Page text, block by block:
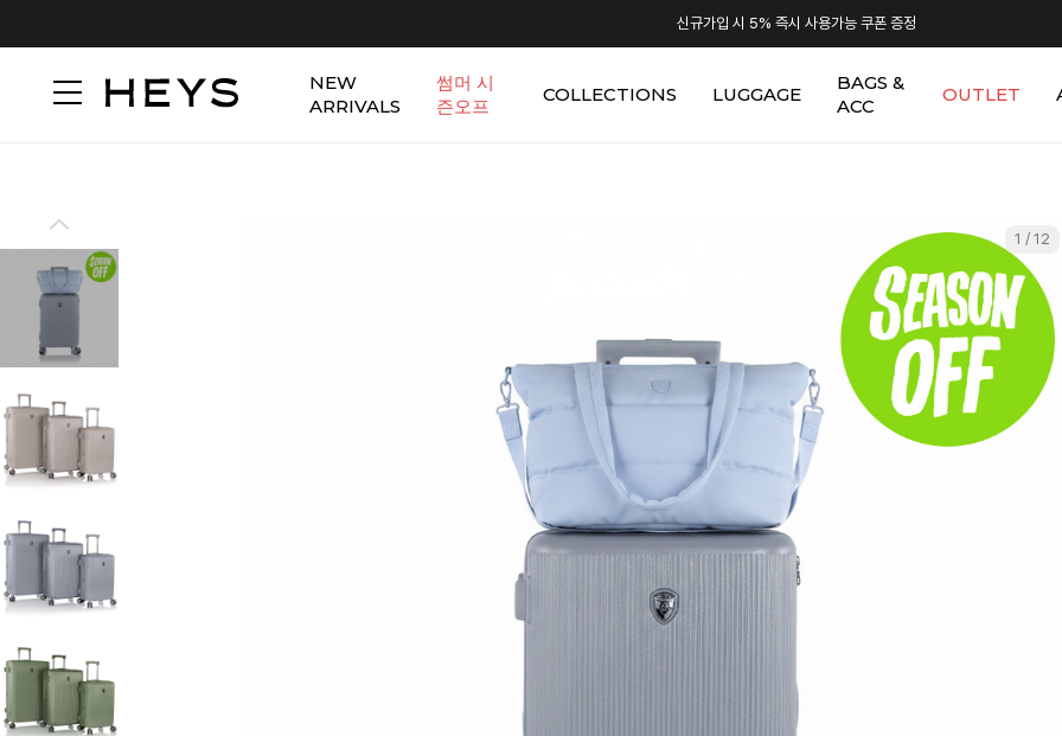
신규가입 시 5% 즉시 사용가능 쿠폰 증정
NEW
ARRIVALS
썸머 시
즌오프
COLLECTIONS LUGGAGE
BAGS &
ACC
OUTLET
1 / 12